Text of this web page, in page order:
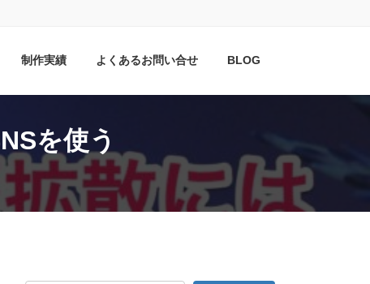
制作実績 よくあるお問い合せ BLOG
を使う